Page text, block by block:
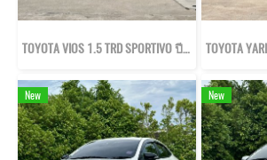
TOYOTA VIOS 1.5 TRD SPORTIVO ปี57
New New